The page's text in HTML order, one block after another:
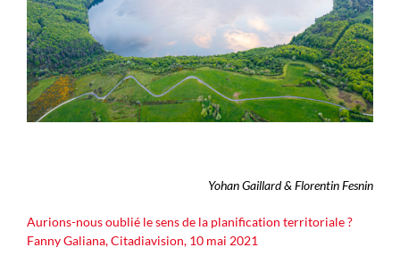
Yohan Gaillard & Florentin Fesnin
Aurions-nous oublié le sens de la planification territoriale ?
Fanny Galiana, Citadiavision, 10 mai 2021